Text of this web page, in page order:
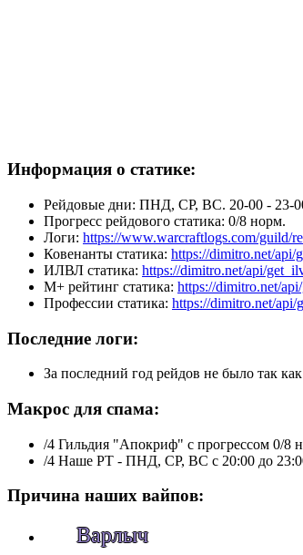
Информация о статике:
Рейдовые дни: ПНД, СР, ВС. 20-00 - 23-
Прогресс рейдового статика: 0/8 норм.
Логи: https://www.warcraftlogs.com/guild/
Ковенанты статика: https://dimitro.net/api/
ИЛВЛ статика: https://dimitro.net/api/
М+ рейтинг статика: https://dimitro.net/
Профессии статика: https://dimitro.net/api/
Последние логи:
За последний год рейдов не было так
Макрос для спама:
/4 Гильдия "Апокриф" c прогрессом 0/8
/4 Наше РТ - ПНД, СР, ВС с 20:00 до
Причина наших вайпов:
Варлыч